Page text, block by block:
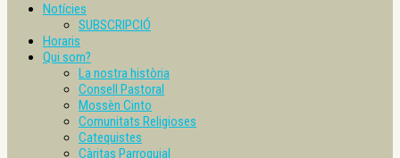
Notícies
SUBSCRIPCIÓ
Horaris
Qui som?
La nostra història
Consell Pastoral
Mossèn Cinto
Comunitats Religioses
Catequistes
Càritas Parroquial